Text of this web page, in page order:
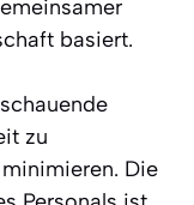
basiert.
zu
Die